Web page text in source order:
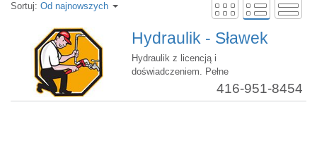
Sortuj: Od najnowszych
Hydraulik - Sławek
Hydraulik z licencją i
doświadczeniem. Pełne
hydrauliczne oraz
416-951-8454